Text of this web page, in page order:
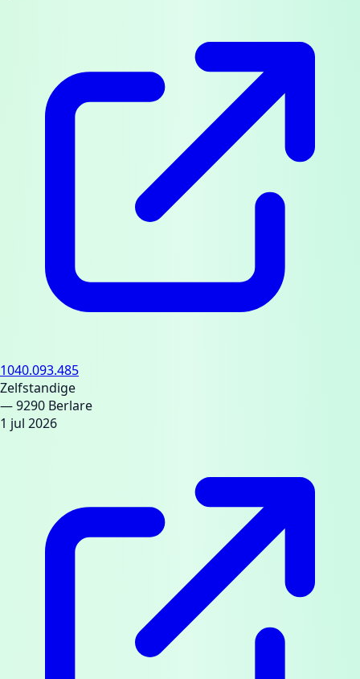
1040.093.485
Zelfstandige
— 9290 Berlare
1 jul 2026